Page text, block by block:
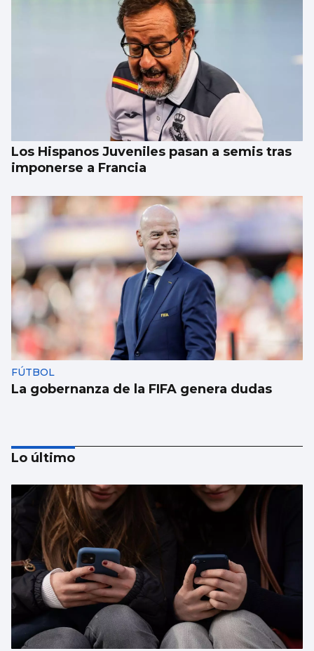
Los Hispanos Juveniles pasan a semis tras
imponerse a Francia
FÚTBOL
La gobernanza de la FIFA genera dudas
Taparse la boca, amarilla
Lo último